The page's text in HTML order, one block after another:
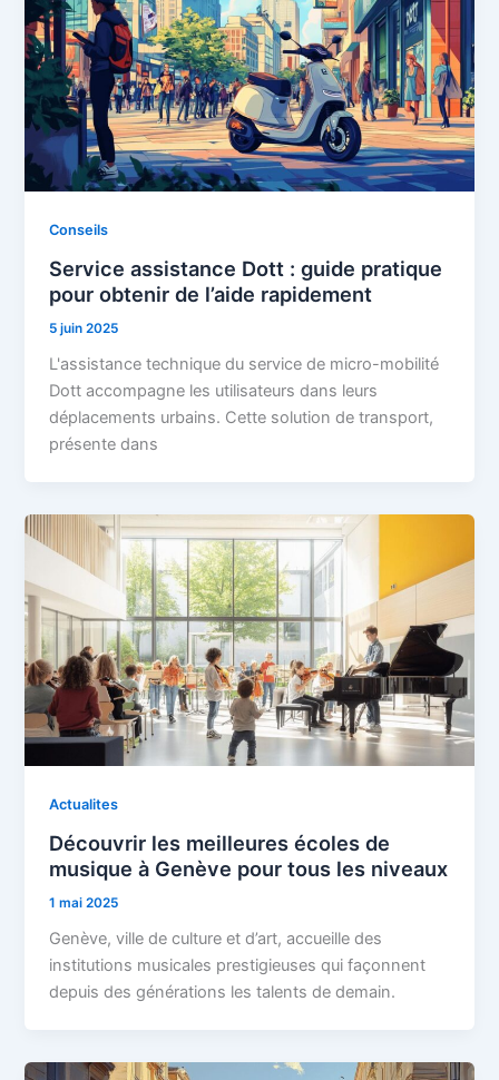
Conseils
Service assistance Dott : guide pratique
pour obtenir de l’aide rapidement
5 juin 2025
L'assistance technique du service de micro-mobilité
Dott accompagne les utilisateurs dans leurs
déplacements urbains. Cette solution de transport,
présente dans
Actualites
Découvrir les meilleures écoles de
musique à Genève pour tous les niveaux
1 mai 2025
Genève, ville de culture et d’art, accueille des
institutions musicales prestigieuses qui façonnent
depuis des générations les talents de demain.